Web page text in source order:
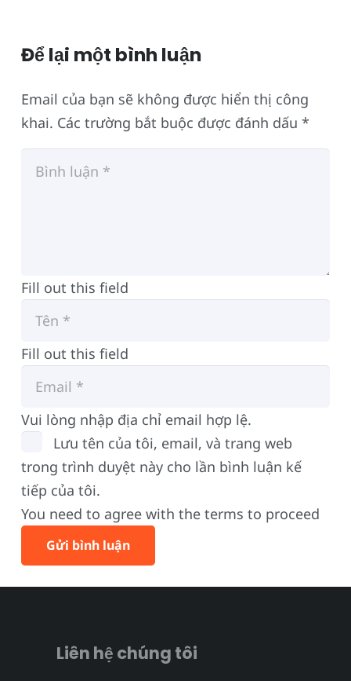
Để lại một bình luận
Email của bạn sẽ không được hiển thị công
khai. Các trường bắt buộc được đánh dấu *
Fill out this field
Fill out this field
Vui lòng nhập địa chỉ email hợp lệ.
Lưu tên của tôi, email, và trang web
trong trình duyệt này cho lần bình luận kế
tiếp của tôi.
You need to agree with the terms to proceed
Gửi bình luận
Liên hệ chúng tôi